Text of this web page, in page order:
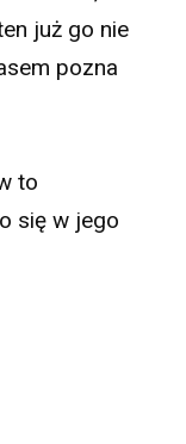
już go nie
pozna
to
się w jego